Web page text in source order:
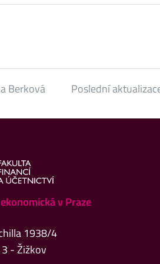
Berková Poslední
v Praze
1938/4
- Žižkov